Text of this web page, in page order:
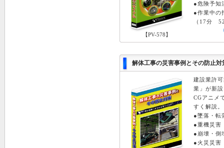
【PV-578】
●危険予知
●作業中の
（17分
解体工事の災害事例とその防止
建設業許
業」が新
CGアニメ
すく解説。
●墜落・転
●重機災害
●崩壊・倒
●火災災害